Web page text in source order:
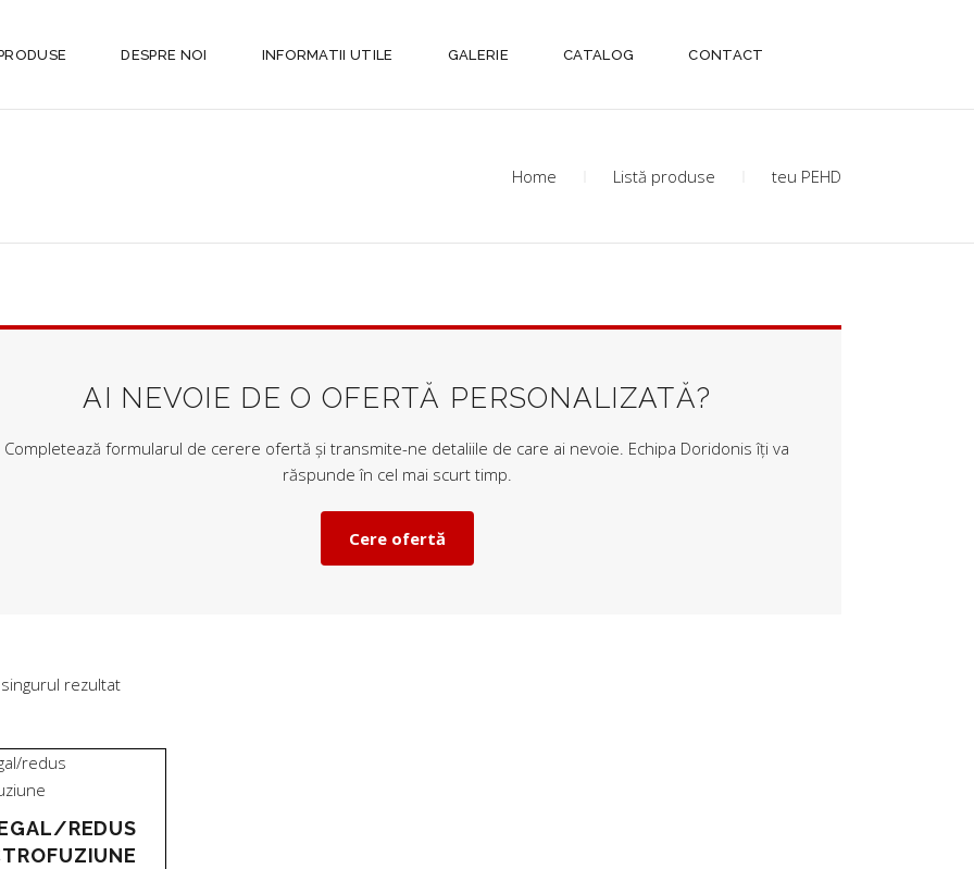
DESPRE NOI INFORMATII UTILE GALERIE CATALOG CONTACT
Home Listă produse teu PEHD
AI NEVOIE DE O OFERTĂ PERSONALIZATĂ?
Completează formularul de cerere ofertă și transmite-ne detaliile de care ai nevoie. Echipa Doridonis îți va
răspunde în cel mai scurt timp.
Cere ofertă
rezultat
REDUS